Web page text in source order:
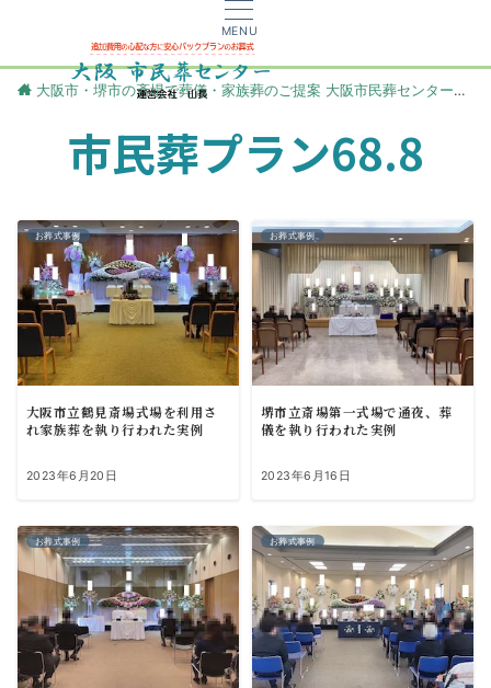
MENU
大阪市・堺市の斎場で葬儀・家族葬のご提案 大阪市民葬センター
市民葬プラン68.8
お葬式事例
大阪市立鶴見斎場式場を利用さ
れ家族葬を執り行われた実例
2023年6月20日
お葬式事例
堺市立斎場第一式場で通夜、葬
儀を執り行われた実例
2023年6月16日
お葬式事例 お葬式事例